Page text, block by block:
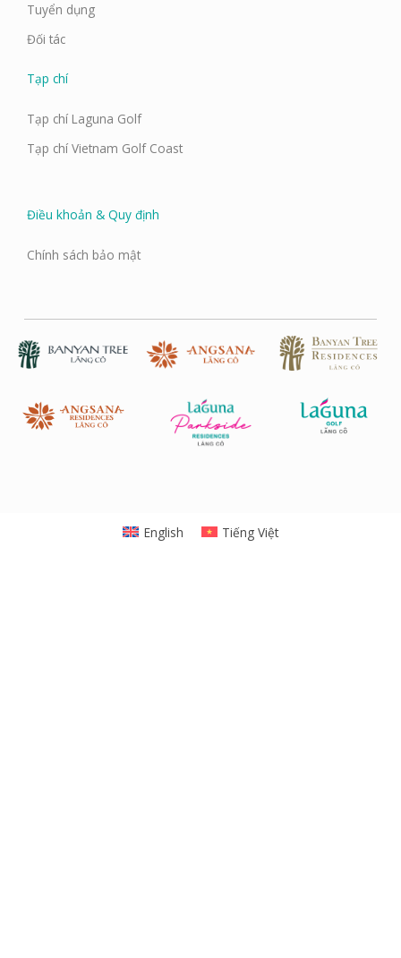
Tuyển dụng
Đối tác
Tạp chí
Tạp chí Laguna Golf
Tạp chí Vietnam Golf Coast
Điều khoản & Quy định
Chính sách bảo mật
English Tiếng Việt